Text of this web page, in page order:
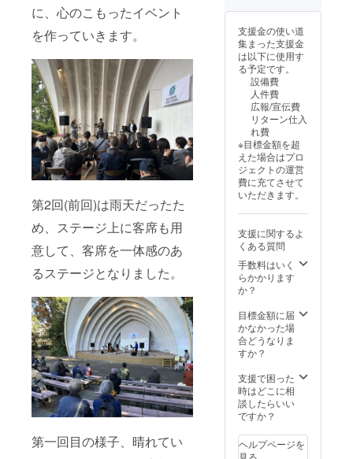
に、心のこもったイベント
を作っていきます。
第2回(前回)は雨天だったた
め、ステージ上に客席も用
意して、客席を一体感のあ
るステージとなりました。
第一回目の様子、晴れてい
2nd配信シン
グルとなる
「Journey」
をリリー
ス。
2021年2月
28日結成10
周年記念配
信ライブを
開催。
2021年12月
ピアニス
ト、キーボ
ディストの
井高寛明が
加入。
2023年3月
SXSW2023
出演。
2013 年〜
2022年に計8
度のSXSWに
出演。
2017年
しま
業内容
は会場
の設営
やお客
さまの
ご案内
などを
メン
一緒に
お手伝
いいた
だきま
す。 サ
イズ：S
｜ カ
ラー：
ミック
スピン
ク お届
ベント
当日会
場手渡
し ・日
2026年
7月18日
（土曜
日）
16:00
・場
支援金の使い道
集まった支援金
は以下に使用す
る予定です。
設備費
人件費
広報/宣伝費
リターン仕入
れ費
※目標金額を超
えた場合はプロ
ジェクトの運営
費に充てさせて
いただきます。
支援に関するよ
くある質問
手数料はいく
らかかります
か？
目標金額に届
かなかった場
合どうなりま
すか？
支援で困った
時はどこに相
談したらいい
ですか？
ヘルプページを
見る